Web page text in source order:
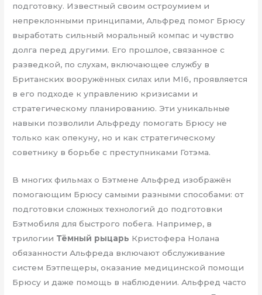
подготовку. Известный своим остроумием и
непреклонными принципами, Альфред помог Брюсу
выработать сильный моральный компас и чувство
долга перед другими. Его прошлое, связанное с
разведкой, по слухам, включающее службу в
Британских вооружённых силах или MI6, проявляется
в его подходе к управлению кризисами и
стратегическому планированию. Эти уникальные
навыки позволили Альфреду помогать Брюсу не
только как опекуну, но и как стратегическому
советнику в борьбе с преступниками Готэма.
В многих фильмах о Бэтмене Альфред изображён
помогающим Брюсу самыми разными способами: от
подготовки сложных технологий до подготовки
Бэтмобиля для быстрого побега. Например, в
трилогии Тёмный рыцарь Кристофера Нолана
обязанности Альфреда включают обслуживание
систем Бэтпещеры, оказание медицинской помощи
Брюсу и даже помощь в наблюдении. Альфред часто